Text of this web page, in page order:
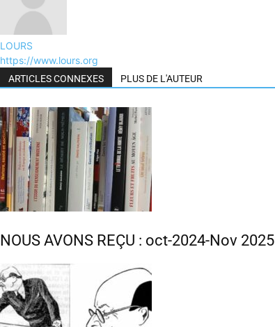
LOURS
https://www.lours.org
ARTICLES CONNEXES PLUS DE L'AUTEUR
NOUS AVONS REÇU : oct-2024-Nov 2025